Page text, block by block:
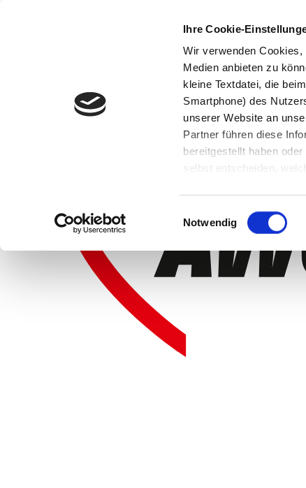
Ihre Cookie-
Wir verwenden
Medien anbieten zu
kleine Textdatei, die
Smartphone) des
unserer Website an
Partner führen diese
bereitgestellt haben
selbst entscheiden,
Einwilligungsauswahl
Notwendig